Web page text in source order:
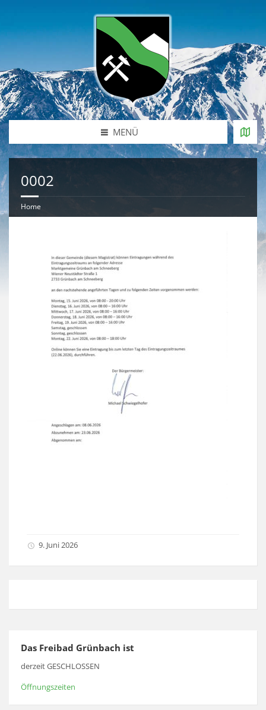
MENÜ
0002
Home
9. Juni 2026
Das Freibad Grünbach ist
derzeit GESCHLOSSEN
Öffnungszeiten